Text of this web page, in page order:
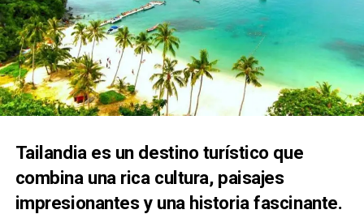
Tailandia es un destino turístico que
combina una rica cultura, paisajes
impresionantes y una historia fascinante.